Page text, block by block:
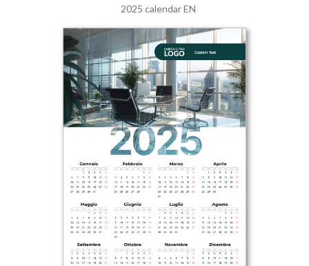
2025 calendar EN